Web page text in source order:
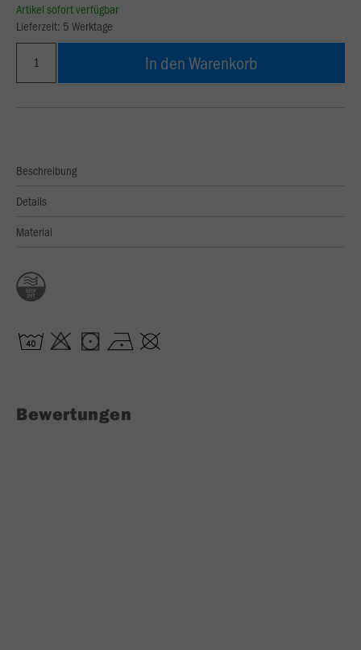
Artikel sofort verfügbar
Lieferzeit: 5 Werktage
In den Warenkorb
Beschreibung
Details
Material
Bewertungen